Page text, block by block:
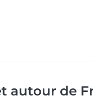
autour de